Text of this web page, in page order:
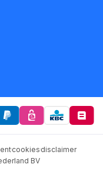
cookiesdisclaimer
BV